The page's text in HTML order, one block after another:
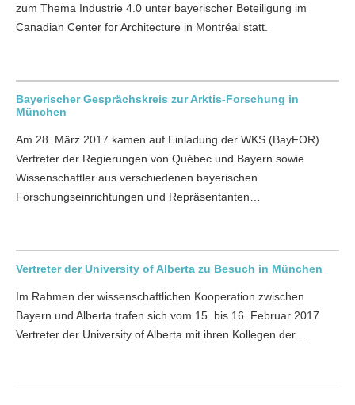
zum Thema Industrie 4.0 unter bayerischer Beteiligung im
Canadian Center for Architecture in Montréal statt.
Bayerischer Gesprächskreis zur Arktis-Forschung in
München
Am 28. März 2017 kamen auf Einladung der WKS (BayFOR)
Vertreter der Regierungen von Québec und Bayern sowie
Wissenschaftler aus verschiedenen bayerischen
Forschungseinrichtungen und Repräsentanten…
Vertreter der University of Alberta zu Besuch in München
Im Rahmen der wissenschaftlichen Kooperation zwischen
Bayern und Alberta trafen sich vom 15. bis 16. Februar 2017
Vertreter der University of Alberta mit ihren Kollegen der…